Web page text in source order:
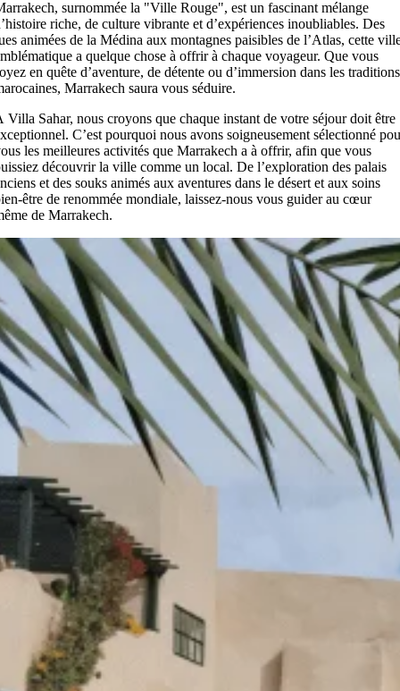
surnommée la "Ville Rouge", est un fascinant mélange
riche, de culture vibrante et d’expériences inoubliables. Des
animées de la Médina aux montagnes paisibles de l’Atlas, cette
a quelque chose à offrir à chaque voyageur. Que vous
en quête d’aventure, de détente ou d’immersion dans les traditions
Marrakech saura vous séduire.
Villa Sahar, nous croyons que chaque instant de votre séjour doit être
C’est pourquoi nous avons soigneusement sélectionné
les meilleures activités que Marrakech a à offrir, afin que vous
découvrir la ville comme un local. De l’exploration des palais
et des souks animés aux aventures dans le désert et aux soins
être de renommée mondiale, laissez-nous vous guider au cœur
de Marrakech.